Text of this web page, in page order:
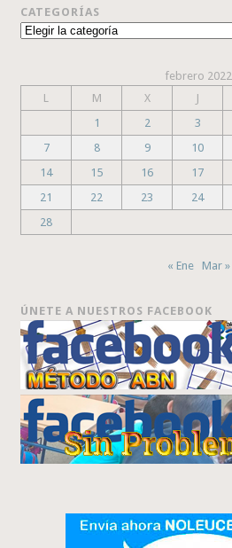
CATEGORÍAS
Categorías
febrero 2022
L
M X J
1
2 3
7
8 9 10
14
15 16 17
21
22 23 24
28
« Ene Mar »
ÚNETE A NUESTROS FACEBOOK